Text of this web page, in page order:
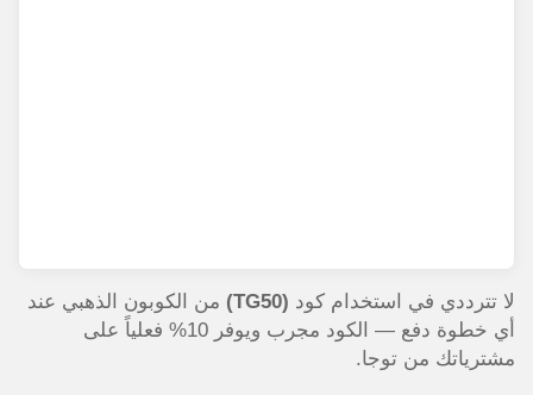
لا تترددي في استخدام كود (TG50)
من الكوبون الذهبي عند
أي خطوة دفع — الكود مجرب ويوفر 10% فعلياً على
مشترياتك من توجا.